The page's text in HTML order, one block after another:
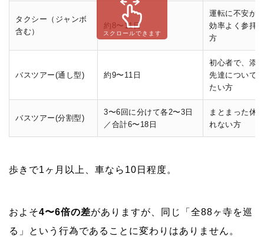
タクシー（ジャンボ
含む）
約8〜11日
運転に不安が
効率よく参拝
方
バスツアー(通し型) 約9〜11日
初心者で、添
先達について
たい方
バスツアー(分割型)
3〜6回に分けて各2〜3日
／合計6〜18日
まとまった休
れない方
スクロールできます
歩きで1ヶ月以上、車なら10日程度。
およそ4〜6倍の差がありますが、同じ「全88ヶ寺を巡
る」という行為であることに変わりはありません。